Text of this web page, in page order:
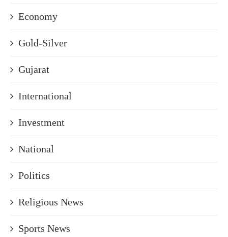
Economy
Gold-Silver
Gujarat
International
Investment
National
Politics
Religious News
Sports News